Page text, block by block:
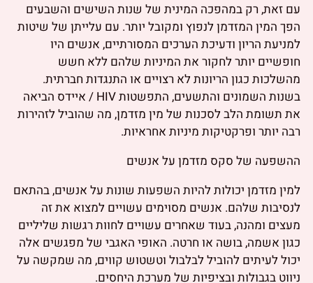
עם זאת, רק במהפכה המינית של שנות השישים והשבעים
הפך המין המזדמן לנפוץ ומקובל יותר. עם עלייתן של שיטות
למניעת הריון ודעיכת הערכים המסורתיים, אנשים היו
חופשיים יותר לחקור את המיניות שלהם ללא חשש
מהשלכות כגון הריונות לא רצויים או התנגדות חברתית.
בשנות השמונים והתשעים, התפשטות HIV / איידס הביאה
את תשומת הלב לסכנות של מין מזדמן, מה שהוביל לזהירות
רבה יותר ופרקטיקות מיניות אחראיות.
ההשפעה של סקס מזדמן על אנשים
למין מזדמן יכולות להיות השפעות שונות על אנשים, בהתאם
לנסיבות שלהם. אנשים מסוימים עשויים למצוא את זה
מעצים ומהנה, בעוד שאחרים עשויים לחוות רגשות שליליים
כגון אשמה, בושה או חרטה. האופי האגבי של מפגשים אלה
יכול לעיתים להוביל לבלבול וטשטוש קווים, מה שמקשה על
ניווט בגבולות ובציפיות של מערכת היחסים.